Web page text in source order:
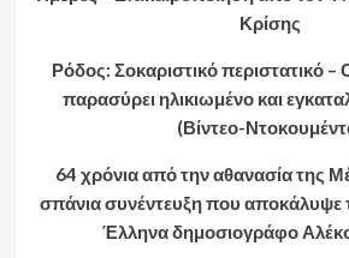
Κρίσης
Ρόδος: Σοκαριστικό περιστατικό –
παρασύρει ηλικιωμένο και
(Βίντεο-
64 χρόνια από την αθανασία της
σπάνια συνέντευξη που αποκάλυψε
Έλληνα δημοσιογράφο